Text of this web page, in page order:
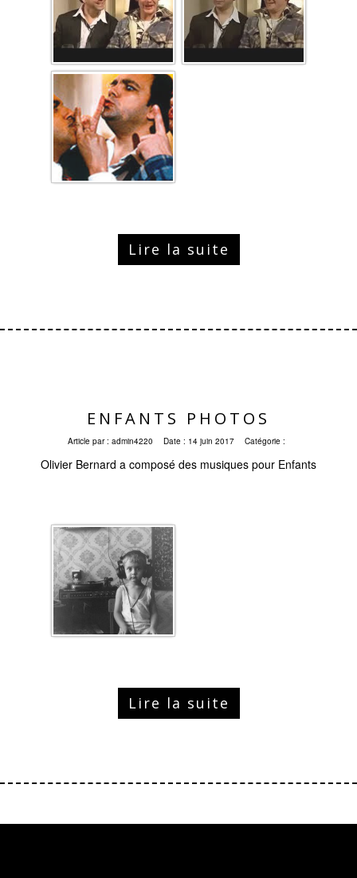
Lire la suite
ENFANTS PHOTOS
Article par : admin4220 Date : 14 juin 2017 Catégorie :
Olivier Bernard a composé des musiques pour Enfants
Lire la suite